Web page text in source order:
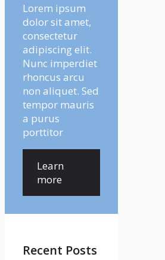
Lorem ipsum
dolor sit amet,
consectetur
adipiscing elit.
Nunc imperdiet
rhoncus arcu
non aliquet. Sed
tempor mauris
a purus
porttitor
Learn
more
Recent Posts